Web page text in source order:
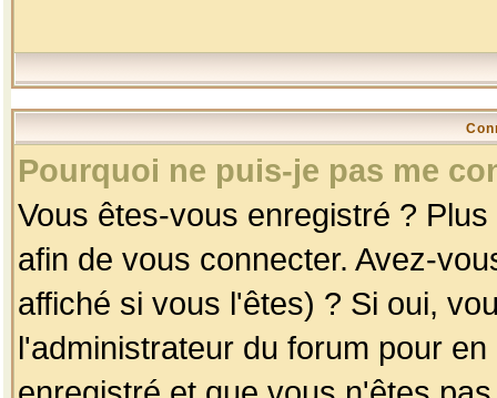
Pourquoi ne puis-je pas me
Vous êtes-vous enregistré ?
afin de vous connecter. Avez-
affiché si vous l'êtes) ? Si oui,
l'administrateur du forum pour